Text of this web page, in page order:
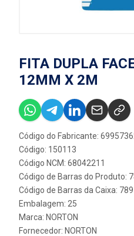
FITA DUPLA
12MM X 2M
Código do Fabricante:
Código: 150113
Código NCM: 68042211
Código de Barras do Produto:
Código de Barras da Caixa:
Embalagem: 25
Marca: NORTON
Fornecedor: NORTON